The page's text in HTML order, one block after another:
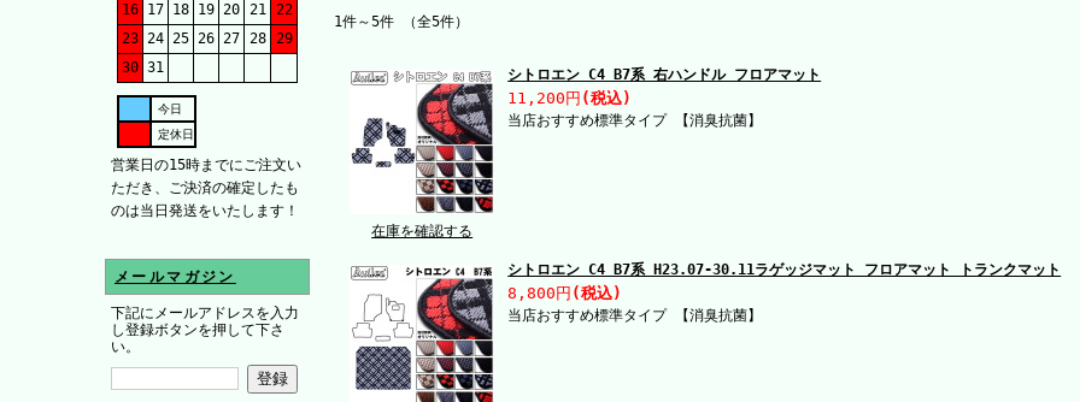
16 17 18 19 20 21
22
23 24 25 26 27 28
29
30 31
今日
定休日
営業日の15時までにご注文い
ただき、ご決済の確定したも
のは当日発送をいたします！
メールマガジン
下記にメールアドレスを入力
し登録ボタンを押して下さ
い。
1件～5件 （全5件）
在庫を確認する
シトロエン C4 B7系 右ハンドル フロアマット
11,200円 (税込)
当店おすすめ標準タイプ 【消臭抗菌】
シトロエン C4 B7系 H23.07-30.11ラゲッジマット フロアマット トランクマット
8,800円 (税込)
当店おすすめ標準タイプ 【消臭抗菌】